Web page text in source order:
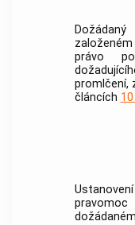
právo
promlčení,
článcích
Ustanovení